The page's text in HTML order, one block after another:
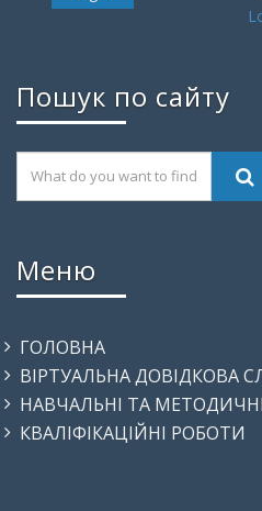
Пошук по сайту
Меню
ГОЛОВНА
ВІРТУАЛЬНА ДОВІДКОВА
НАВЧАЛЬНІ ТА
КВАЛІФІКАЦІЙНІ РОБОТИ